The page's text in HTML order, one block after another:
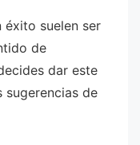
éxito suelen ser
de
dar este
sugerencias de